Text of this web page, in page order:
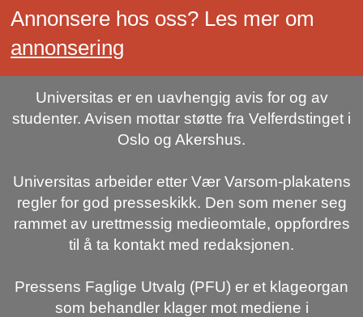
Annonsere hos oss? Les mer om
annonsering
Universitas er en uavhengig avis for og av
studenter. Avisen mottar støtte fra Velferdstinget i
Oslo og Akershus.
Universitas arbeider etter Vær Varsom-plakatens
regler for god presseskikk. Den som mener seg
rammet av urettmessig medieomtale, oppfordres
til å ta kontakt med redaksjonen.
Pressens Faglige Utvalg (PFU) er et klageorgan
som behandler klager mot mediene i